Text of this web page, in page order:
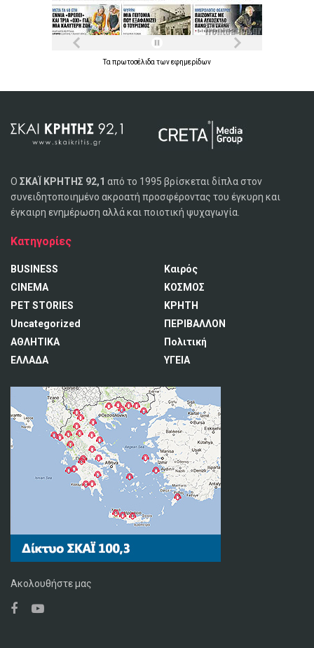
Τα πρωτοσέλιδα τωνεφημερίδων
Ο ΣΚΑΪ ΚΡΗΤΗΣ 92,1 από το 1995 βρίσκεται δίπλα στον
συνειδητοποιημένο ακροατή προσφέροντας του έγκυρη και
έγκαιρη ενημέρωση αλλά και ποιοτική ψυχαγωγία.
Κατηγορίες
BUSINESS
CINEMA
PET STORIES
Uncategorized
ΑΘΛΗΤΙΚΑ
ΕΛΛΑΔΑ
Καιρός
ΚΟΣΜΟΣ
ΚΡΗΤΗ
ΠΕΡΙΒΑΛΛΟΝ
Πολιτική
ΥΓΕΙΑ
Ακολουθήστε μας